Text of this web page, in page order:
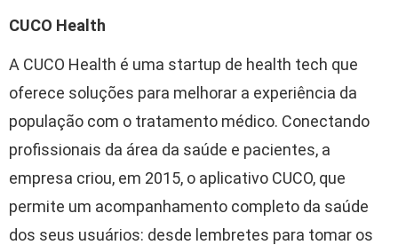
CUCO Health
A CUCO Health é uma startup de health tech que
oferece soluções para melhorar a experiência da
população com o tratamento médico. Conectando
profissionais da área da saúde e pacientes, a
empresa criou, em 2015, o aplicativo CUCO, que
permite um acompanhamento completo da saúde
dos seus usuários: desde lembretes para tomar os